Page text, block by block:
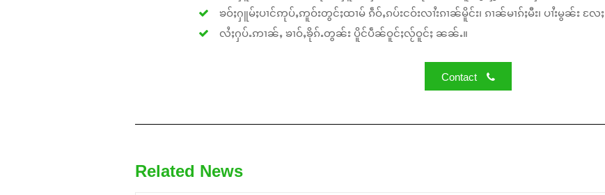
ၶဝ်ႈႁူမ်ႈပၢင်ဢုပ်ႇဢူဝ်းတွင်ႈထၢမ် ၵဵဝ်ႇၵပ်းငဝ်းလၢႆးၵၢၼ်မိူင်း၊ ၵၢၼ်မၢၵ်ႈမီး၊ ပၢႆးမွၼ်း
လႆႈႁပ်ႉဢၢၼ်ႇ ၶၢဝ်ႇၶိုၵ်ႉတွၼ်း ပိူင်ပဵၼ်ဝူင်ႈလႂ်ဝူင်ႈ ၼၼ်ႉ။
Contact
Related News